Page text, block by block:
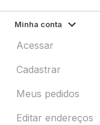
Minha conta
Acessar
Cadastrar
Meus pedidos
Editar endereços